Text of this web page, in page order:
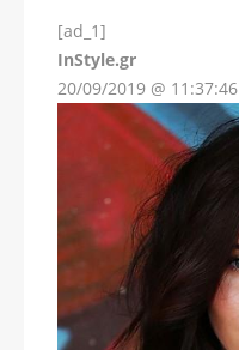
[ad_1]
InStyle.gr
20/09/2019 @ 11:37:46